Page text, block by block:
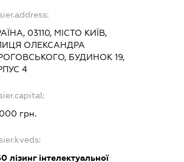
03110, МІСТО КИЇВ,
ОЛЕКСАНДРА
БУДИНОК 19,
4
грн.
лізинг інтелектуальної